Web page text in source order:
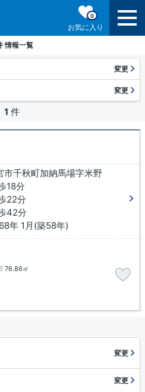
お気に入り
0
情報一覧
変更
変更
1 件
市千秋町加納馬場字米野
18分
22分
42分
年 1月(築58年)
76.86㎡
変更
変更